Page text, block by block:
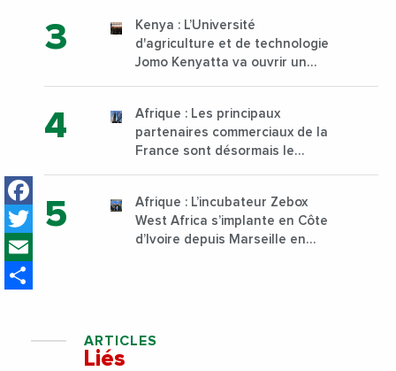
Facebook
Twitter
Kenya : L’Université
d'agriculture et de technologie
Jomo Kenyatta va ouvrir un
sur son campus de Karen à
Nairobi dès janvier 2023
Afrique : Les principaux
partenaires commerciaux de la
France sont désormais le
Afrique : L’incubateur Zebox
West Africa s’implante en Côte
d’Ivoire depuis Marseille en
ARTICLES
Liés